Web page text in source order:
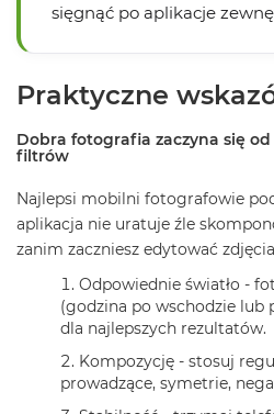
y
c
o
A
i
r
ł
o
t
W
sięgnąć po aplikacje
Praktyczne
Dobra fotografia zaczyna się
filtrów
Najlepsi mobilni fotografowie
aplikacja nie uratuje źle
zanim zaczniesz edytować
Odpowiednie światło -
(godzina po wschodzie lub
dla najlepszych rezultatów.
Kompozycję - stosuj
prowadzące, symetrie,